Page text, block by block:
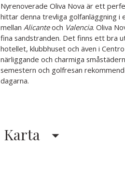
Nyrenoverade Oliva Nova är ett
hittar denna trevliga golfanläggning i
mellan Alicanteoch Valencia. Oliva
fina sandstranden. Det finns ett bra
hotellet, klubbhuset och även i
närliggande och charmiga
semestern och golfresan
dagarna.
Karta